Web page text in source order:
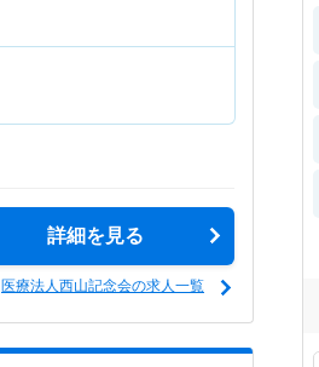
詳細を見る
医療法人西山記念会の求人一覧